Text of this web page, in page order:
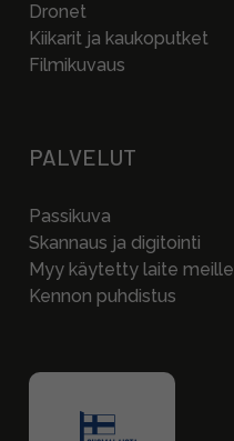
Dronet
Kiikarit ja kaukoputket
Filmikuvaus
PALVELUT
Passikuva
Skannaus ja digitointi
Myy käytetty laite meille
Kennon puhdistus